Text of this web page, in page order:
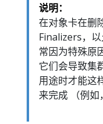
说明：
在对象卡在删
Finalizers，
常因为特殊原
它们会导致集
用途时才能这
来完成 （例如